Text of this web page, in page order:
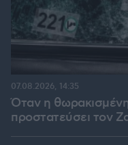
Όταν η
προστατεύσει τον
07.08.2026, 14:35